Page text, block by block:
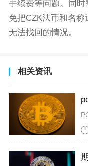
手续费等问题。同
免把CZK法币和名
无法找回的情况。
相关资讯